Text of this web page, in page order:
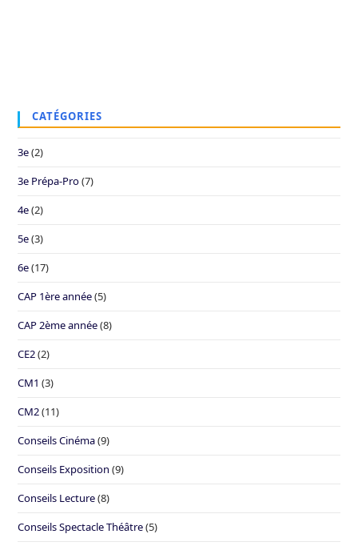
CATÉGORIES
3e(2)
3e Prépa-Pro(7)
4e(2)
5e(3)
6e(17)
CAP 1ère année(5)
CAP 2ème année(8)
CE2(2)
CM1 (3)
CM2(11)
Conseils Cinéma(9)
Conseils Exposition (9)
Conseils Lecture(8)
Conseils Spectacle Théâtre(5)